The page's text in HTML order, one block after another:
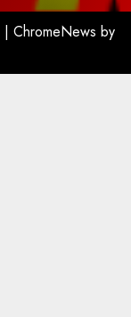
| ChromeNews by